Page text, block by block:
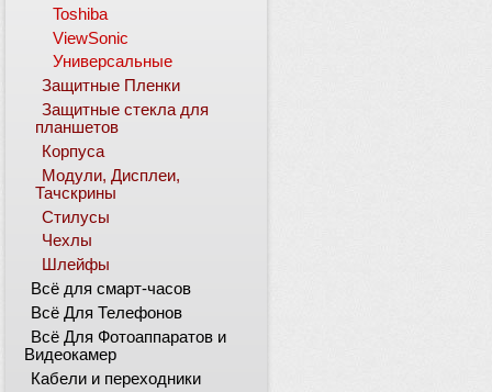
Toshiba
ViewSonic
Универсальные
Защитные Пленки
Защитные стекла для
планшетов
Корпуса
Модули, Дисплеи,
Тачскрины
Стилусы
Чехлы
Шлейфы
Всё для смарт-часов
Всё Для Телефонов
Всё Для Фотоаппаратов и
Видеокамер
Кабели и переходники